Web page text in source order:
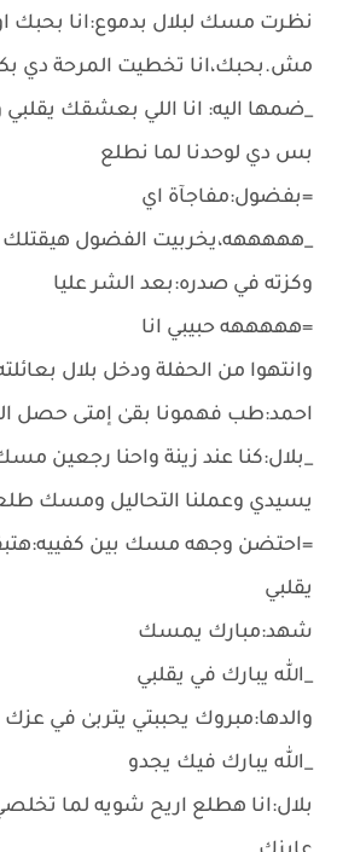
نظرت مسك لبلال بدموع:انا بحبك
مش.بحبك،انا تخطيت المرحة دي
_ضمها اليه: انا اللي بعشقك يقلبي
بس دي لوحدنا لما نطلع
=بفضول:مفاجآة اي
_هههههه،يخربيت الفضول هيقتلك
وكزته في صدره:بعد الشر عليا
=هههههه حبيبي انا
وانتهوا من الحفلة ودخل بلال
احمد:طب فهمونا بقىٰ إمتى حصل
_بلال:كنا عند زينة واحنا رجعين
يسيدي وعملنا التحاليل ومسك
=احتضن وجهه مسك بين
يقلبي
شهد:مبارك يمسك
_الله يبارك في يقلبي
والدها:مبروك يحببتي يتربىٰ في عزك
_الله يبارك فيك يجدو
بلال:انا هطلع اريح شويه لما